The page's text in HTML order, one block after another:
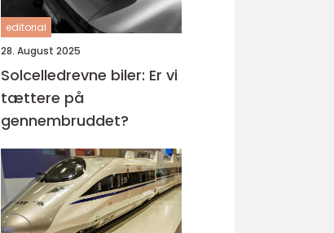
editorial
28. August 2025
Solcelledrevne biler: Er vi
tættere på
gennembruddet?